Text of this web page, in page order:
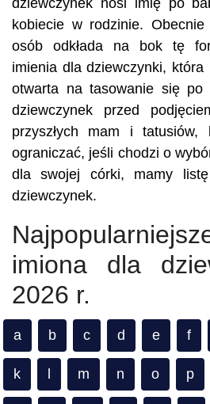
dziewczynek nosi imię po
kobiecie w rodzinie.
osób odkłada na bok tę
imienia dla dziewczynki,
otwarta na tasowanie się po
dziewczynek przed
przyszłych mam i
ograniczać, jeśli chodzi o
dla swojej córki, mamy
dziewczynek.
imiona dla
2026 r.
a b c d e f
k m n o p